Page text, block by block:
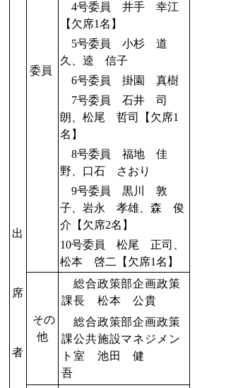
出
席
者
委員
4号委員 井手 幸江
【欠席1名】
5号委員 小杉 道
久、逵 信子
6号委員 掛園 真樹
7号委員 石井 司
朗、松尾 哲司【欠席1
名】
8号委員 福地 佳
野、口石 さおり
9号委員 黒川 敦
子、岩永 孝雄、森 俊
介【欠席2名】
10号委員 松尾 正司、
松本 啓二【欠席1名】
その
他
総合政策部企画政策
課長 松本 公貴
総合政策部企画政策
課公共施設マネジメン
ト室 池田 健
吾